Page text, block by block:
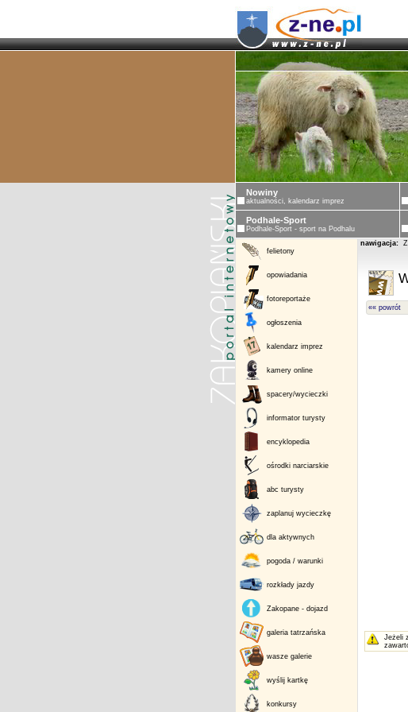
ZAKOPANE - PORTAL
Nowiny
aktualności, kalendarz imprez
Podhale-Sport
Podhale-Sport - sport na Podhalu
felietony
opowiadania
fotoreportaże
ogłoszenia
kalendarz imprez
kamery online
spacery/wycieczki
informator turysty
encyklopedia
ośrodki narciarskie
abc turysty
zaplanuj wycieczkę
dla aktywnych
pogoda / warunki
rozkłady jazdy
Zakopane - dojazd
galeria tatrzańska
wasze galerie
wyślij kartkę
konkursy
nawigacja:
«« powrót
Jeżeli